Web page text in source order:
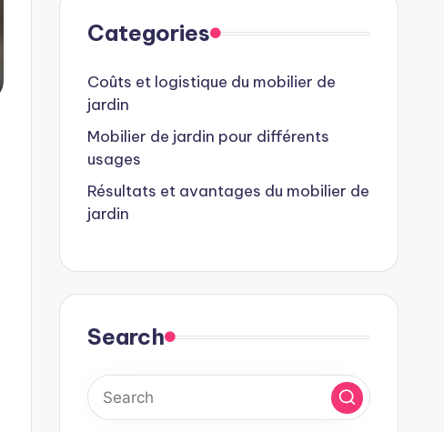
Categories
Coûts et logistique du mobilier de
jardin
Mobilier de jardin pour différents
usages
Résultats et avantages du mobilier de
jardin
Search